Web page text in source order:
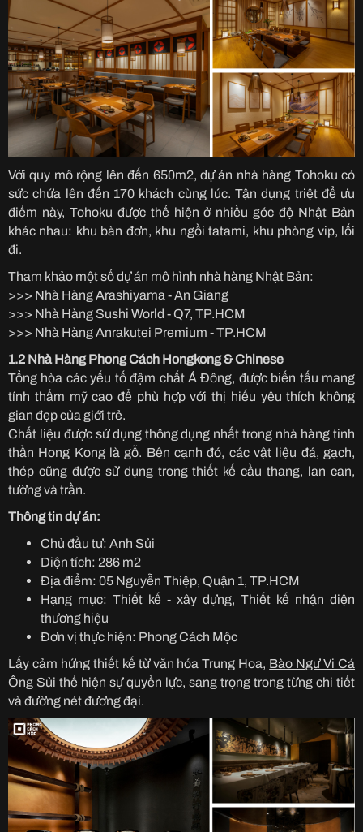
Với quy mô rộng lên đến 650m2, dự án nhà hàng Tohoku có
sức chứa lên đến 170 khách cùng lúc. Tận dụng triệt để ưu
điểm này, Tohoku được thể hiện ở nhiều góc độ Nhật Bản
khác nhau: khu bàn đơn, khu ngồi tatami, khu phòng vip, lối
đi.
Tham khảo một số dự án mô hình nhà hàng Nhật Bản:
>>> Nhà Hàng Arashiyama - An Giang
>>> Nhà Hàng Sushi World - Q7, TP.HCM
>>> Nhà Hàng Anrakutei Premium - TP.HCM
1.2 Nhà Hàng Phong Cách Hongkong & Chinese
Tổng hòa các yếu tố đậm chất Á Đông, được biến tấu mang
tính thẩm mỹ cao để phù hợp với thị hiếu yêu thích không
gian đẹp của giới trẻ.
Chất liệu được sử dụng thông dụng nhất trong nhà hàng tinh
thần Hong Kong là gỗ. Bên cạnh đó, các vật liệu đá, gạch,
thép cũng được sử dụng trong thiết kế cầu thang, lan can,
tường và trần.
Thông tin dự án:
Chủ đầu tư: Anh Sủi
Diện tích: 286 m2
Địa điểm: 05 Nguyễn Thiệp, Quận 1, TP.HCM
Hạng mục: Thiết kế - xây dựng, Thiết kế nhận diện
thương hiệu
Đơn vị thực hiện: Phong Cách Mộc
Lấy cảm hứng thiết kế từ văn hóa Trung Hoa, Bào Ngư Vi Cá
Ông Sủi thể hiện sự quyền lực, sang trọng trong từng chi tiết
và đường nét đương đại.